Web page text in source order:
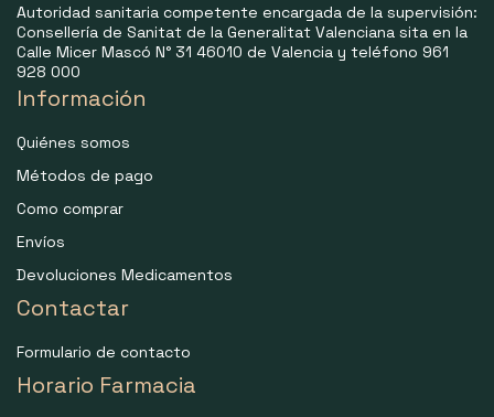
Autoridad sanitaria competente encargada de la supervisión:
Consellería de Sanitat de la Generalitat Valenciana sita en la
Calle Micer Mascó N° 31 46010 de Valencia y teléfono 961
928 000
Información
Quiénes somos
Métodos de pago
Como comprar
Envíos
Devoluciones Medicamentos
Contactar
Formulario de contacto
Horario Farmacia